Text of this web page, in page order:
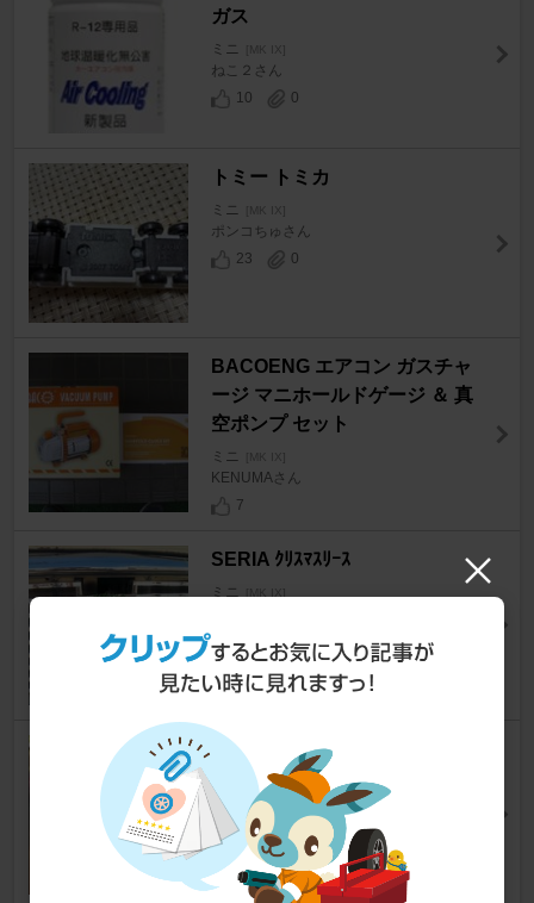
ガス
ミニ [MK IX]
ねこ２さん
10
0
トミー トミカ
ミニ [MK IX]
ポンコちゅさん
23
0
BACOENG エアコン ガスチャ
ージ マニホールドゲージ ＆ 真
空ポンプ セット
ミニ [MK IX]
KENUMAさん
7
SERIA ｸﾘｽﾏｽﾘｰｽ
ミニ [MK IX]
2
不明 USBメモリ 16GB
ミニ [MK IX]
ポンコちゅさん
21